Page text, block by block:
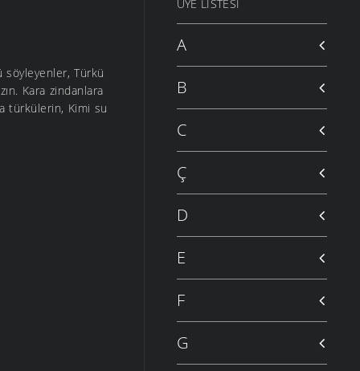
söyleyenler, Türkü
Kara zindanlara
türkülerin, Kimi su
ÜYE LISTESI
A
B
C
Ç
D
E
F
G